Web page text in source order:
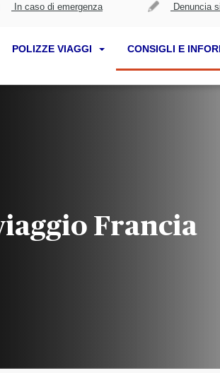
In caso di emergenza Denuncia
POLIZZE VIAGGI CONSIGLI E
Francia